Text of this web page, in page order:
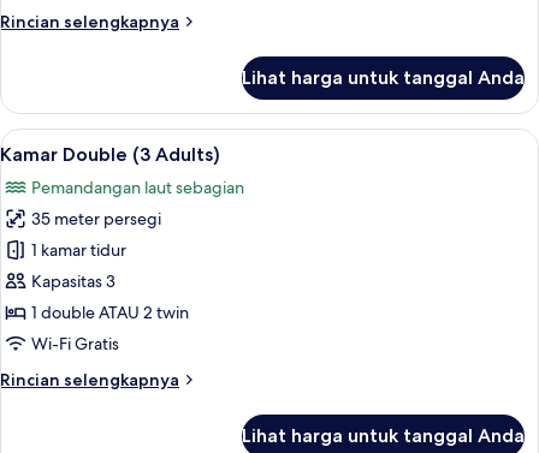
Rincian selengkapnya
Rincian
Kamar
Double,
menara
Lihat harga untuk tanggal Anda
Lihat
semua
foto
untuk
Kamar
Double
(3
Adults)
Meja kerja, tirai kedap cahaya, dan
6
Kamar Double (3 Adults)
Pemandangan laut sebagian
35 meter persegi
1 kamar tidur
Kapasitas 3
1 double ATAU 2 twin
Wi-Fi Gratis
Rincian selengkapnya
Rincian
Lihat harga untuk tanggal Anda